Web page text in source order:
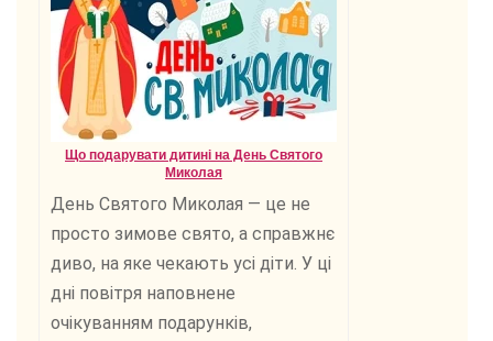
Що подарувати дитині на День Святого
Миколая
День Святого Миколая — це не
просто зимове свято, а справжнє
диво, на яке чекають усі діти. У ці
дні повітря наповнене
очікуванням подарунків,